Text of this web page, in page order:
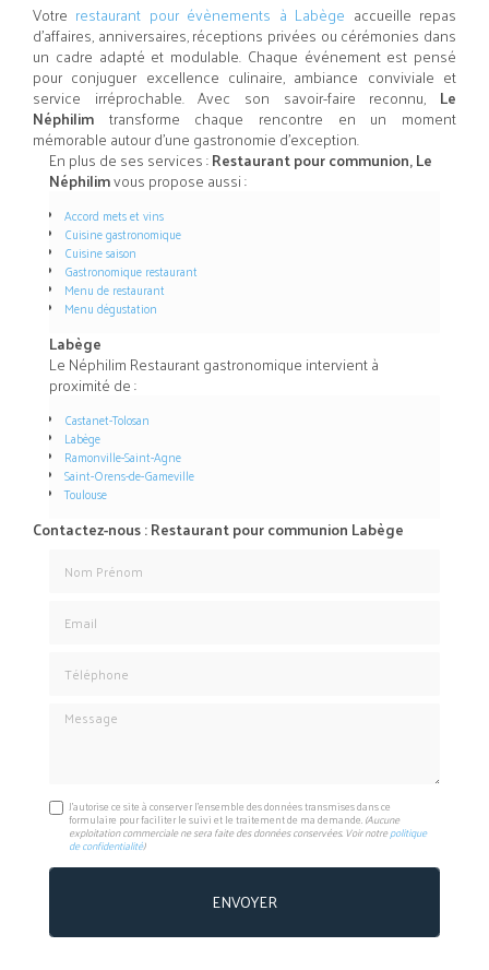
Votre restaurant pour évènements à Labège accueille repas
d’affaires, anniversaires, réceptions privées ou cérémonies dans
un cadre adapté et modulable. Chaque événement est pensé
pour conjuguer excellence culinaire, ambiance conviviale et
service irréprochable. Avec son savoir-faire reconnu, Le
Néphilim transforme chaque rencontre en un moment
mémorable autour d’une gastronomie d’exception.
En plus de ses services :Restaurant pour communion, Le
Néphilimvous propose aussi :
Accord mets et vins
Cuisine gastronomique
Cuisine saison
Gastronomique restaurant
Menu de restaurant
Menu dégustation
Labège
Le Néphilim Restaurant gastronomique intervient à
proximité de :
Castanet-Tolosan
Labège
Ramonville-Saint-Agne
Saint-Orens-de-Gameville
Toulouse
Contactez-nous : Restaurant pour communion Labège
Message
J'autorise ce site à conserver l'ensemble des données transmises dans ce
formulaire pour faciliter le suivi et le traitement de ma demande.(Aucune
exploitation commerciale ne sera faite des données conservées. Voir notrepolitique
de confidentialité)